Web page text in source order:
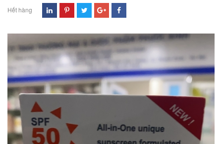
Hết hàng